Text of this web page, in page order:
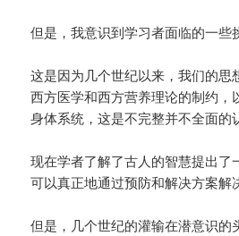
但是，我意识到学习者面临的一些
这是因为几个世纪以来，我们的思
西方医学和西方营养理论的制约，
身体系统，这是不完整并不全面的
现在学者了解了古人的智慧提出了
可以真正地通过预防和解决方案解
但是，几个世纪的灌输在潜意识的